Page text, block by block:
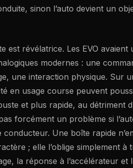
sinon l’auto devient un
est révélatrice. Les EVO avaient
modernes : une
une interaction physique. Sur
en usage course peuvent
et plus rapide, au détriment
forcément un problème si
Une boîte rapide
; elle l’oblige simplement
la réponse à l’accélérateur et